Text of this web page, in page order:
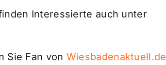
Interessierte auch unter
Sie Fan von Wiesbadenaktuell.de